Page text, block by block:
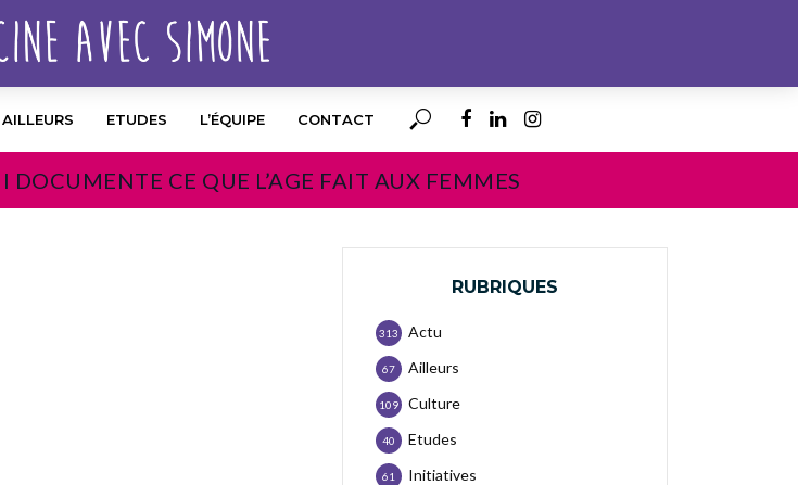
AILLEURS ETUDES L’ÉQUIPE CONTACT
CE QUE L’AGE FAIT AUX FEMMES
RUBRIQUES
Actu
313
Ailleurs
67
Culture
109
Etudes
40
Initiatives
61